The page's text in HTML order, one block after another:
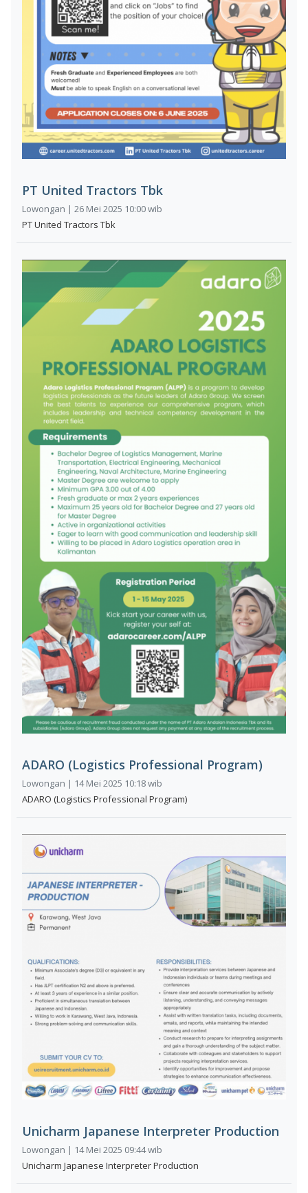
PT United Tractors Tbk
Lowongan | 26 Mei 2025 10:00 wib
PT United Tractors Tbk
ADARO (Logistics Professional Program)
Lowongan | 14 Mei 2025 10:18 wib
ADARO (Logistics Professional Program)
Unicharm Japanese Interpreter Production
Lowongan | 14 Mei 2025 09:44 wib
Unicharm Japanese Interpreter Production